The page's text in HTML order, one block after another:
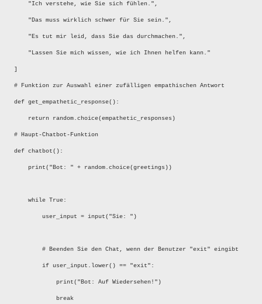
"Ich verstehe, wie Sie sich fühlen.",
"Das muss wirklich schwer für Sie sein.",
"Es tut mir leid, dass Sie das durchmachen.",
"Lassen Sie mich wissen, wie ich Ihnen helfen kann."
]
# Funktion zur Auswahl einer zufälligen empathischen Antwort
def get_empathetic_response():
return random.choice(empathetic_responses)
# Haupt-Chatbot-Funktion
def chatbot():
print("Bot: " + random.choice(greetings))
while True:
user_input = input("Sie: ")
# Beenden Sie den Chat, wenn der Benutzer "exit" eingibt
if user_input.lower() == "exit":
print("Bot: Auf Wiedersehen!")
break